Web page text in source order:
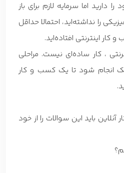
دارید اما سرمایه لازم برای باز
را نداشته‌اید، احتمالا حداقل
کار اینترنتی افتاده‌اید.
، کار ساده‌ای نیست. مراحلی
انجام شود تا یک کسب و کار
آنلاین باید این سوالات را از خود